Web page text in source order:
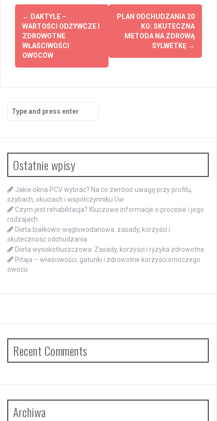
Post
navigation
← DAKTYLE –
WARTOŚCI ODŻYWCZE I
ZDROWOTNE
WŁAŚCIWOŚCI
OWOCÓW
PLAN ODCHUDZANIA 20
KG: SKUTECZNA
METODA NA ZDROWĄ
SYLWETKĘ →
for:
Ostatnie wpisy
Jakie okna PCV wybrać? Na co zwrócić uwagę przy profilu,
szybach, okuciach i współczynniku Uw
Czym jest rehabilitacja? Kluczowe informacje o procesie i jego
rodzajach
Dieta białkowo-węglowodanowa: zasady, korzyści i
skuteczność odchudzania
Dieta wysokotłuszczowa: Zasady, korzyści i ryzyka zdrowotne
Pitaja – właściwości, gatunki i zdrowotne korzyści smoczego
owocu
Recent Comments
Archiwa